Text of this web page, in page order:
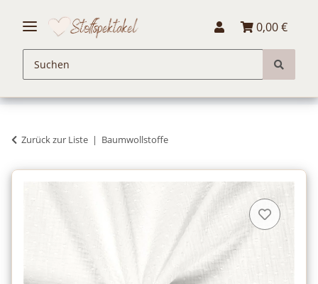
0,00 €
Zurück zur Liste Baumwollstoffe